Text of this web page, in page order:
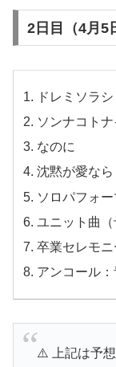
2日目（4月5
ドレミソラシ
ソンナコトナ
なのに
沈黙が愛なら
ソロパフォ
ユニット曲
卒業セレモ
アンコール
⚠️ 上記は予